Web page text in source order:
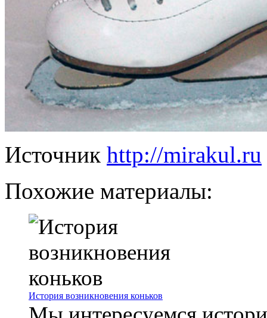
Источник http://mirakul.ru
Похожие материалы:
История возникновения коньков